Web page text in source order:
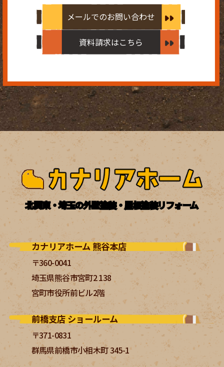
メールでのお問い合わせ
資料請求はこちら
北関東・埼玉の外壁塗装・屋根塗装リフォーム
カナリアホーム 熊谷本店
〒360-0041
埼玉県熊谷市宮町2 138
宮町市役所前ビル2階
前橋支店 ショールーム
〒371-0831
群馬県前橋市小相木町 345-1